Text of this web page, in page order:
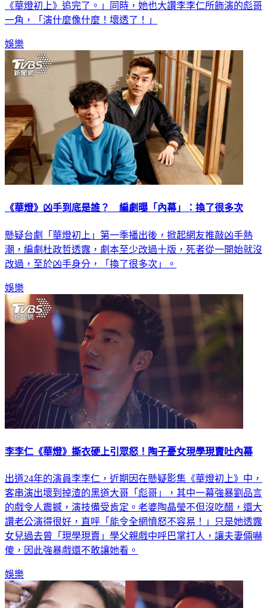
《華燈初上》追完了。」同時，她也大讚李李仁所飾演的彪哥
一角，「演什麼像什麼！壞透了！」
娛樂
《華燈》凶手到底是誰？ 編劇曝「內幕」：換了很多次
懸疑台劇「華燈初上」第一季播出後，掀起網友推敲凶手熱
潮，編劇杜政哲透露，劇本至少改過十版，死者從一開始就沒
改過，至於凶手身分，「換了很多次」。
娛樂
李李仁《華燈》撕衣硬上引眾怒！陶子憂女現學現賣吐內幕
出道24年的演員李李仁，近期因在懸疑影集《華燈初上》中，
客串演出壞到掉渣的黑道大哥「彪哥」，其中一幕強暴劉品言
的戲令人震撼，演技備受肯定。老婆陶晶瑩不但沒吃醋，還大
讚老公演得很好，直呼「能令全網憤怒不容易！」只是她透露
女兒過去曾「現學現賣」學父親戲中呼巴掌打人，讓夫妻倆嚇
傻，因此強暴戲還不敢讓她看。
娛樂